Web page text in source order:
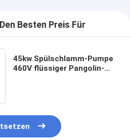
Besten Preis Für
45kw Spülschlamm-Pumpe
460V flüssiger Pangolin-